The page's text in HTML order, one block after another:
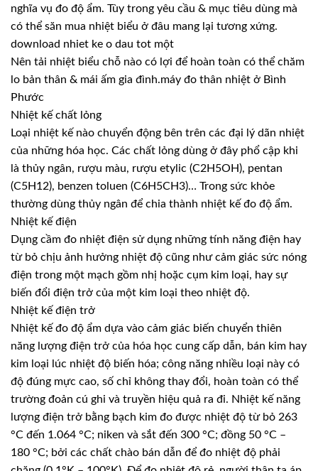
nghĩa vụ đo độ ẩm. Tùy trong yêu cầu & mục tiêu dùng mà
có thể săn mua nhiệt biểu ở đâu mang lại tương xứng.
download nhiet ke o dau tot một
Nên tải nhiệt biểu chỗ nào có lợi để hoàn toàn có thể chăm
lo bản thân & mái ấm gia đình.máy đo thân nhiệt ở Bình
Phước
Nhiệt kế chất lỏng
Loại nhiệt kế nào chuyển động bên trên các đại lý dãn nhiệt
của những hóa học. Các chất lỏng dùng ở đây phổ cập khi
là thủy ngân, rượu màu, rượu etylic (C2H5OH), pentan
(C5H12), benzen toluen (C6H5CH3)… Trong sức khỏe
thường dùng thủy ngân để chia thành nhiệt kế đo độ ẩm.
Nhiệt kế điện
Dụng cầm đo nhiệt điện sử dụng những tính năng điện hay
từ bỏ chịu ảnh hưởng nhiệt độ cũng như cảm giác sức nóng
điện trong một mạch gồm nhị hoặc cụm kim loại, hay sự
biến đổi điện trở của một kim loại theo nhiệt độ.
Nhiệt kế điện trở
Nhiệt kế đo độ ẩm dựa vào cảm giác biến chuyển thiên
năng lượng điện trở của hóa học cung cấp dẫn, bán kim hay
kim loại lúc nhiệt độ biến hóa; công năng nhiều loại này có
độ đúng mực cao, số chỉ không thay đổi, hoàn toàn có thể
trường đoản cú ghi và truyền hiệu quả ra đi. Nhiệt kế năng
lượng điện trở bằng bạch kim đo được nhiệt độ từ bỏ 263
°C đến 1.064 °C; niken và sắt đến 300 °C; đồng 50 °C –
180 °C; bởi các chất chào bán dẫn để đo nhiệt độ phải